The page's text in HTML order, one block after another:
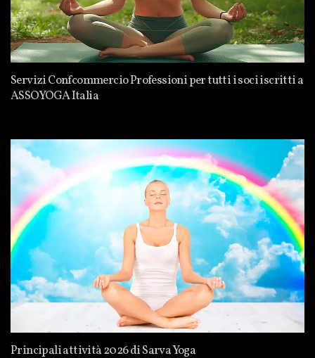
Servizi Confcommercio Professioni per tutti i soci iscritti a
ASSOYOGA Italia
Principali attività 2026 di Sarva Yoga